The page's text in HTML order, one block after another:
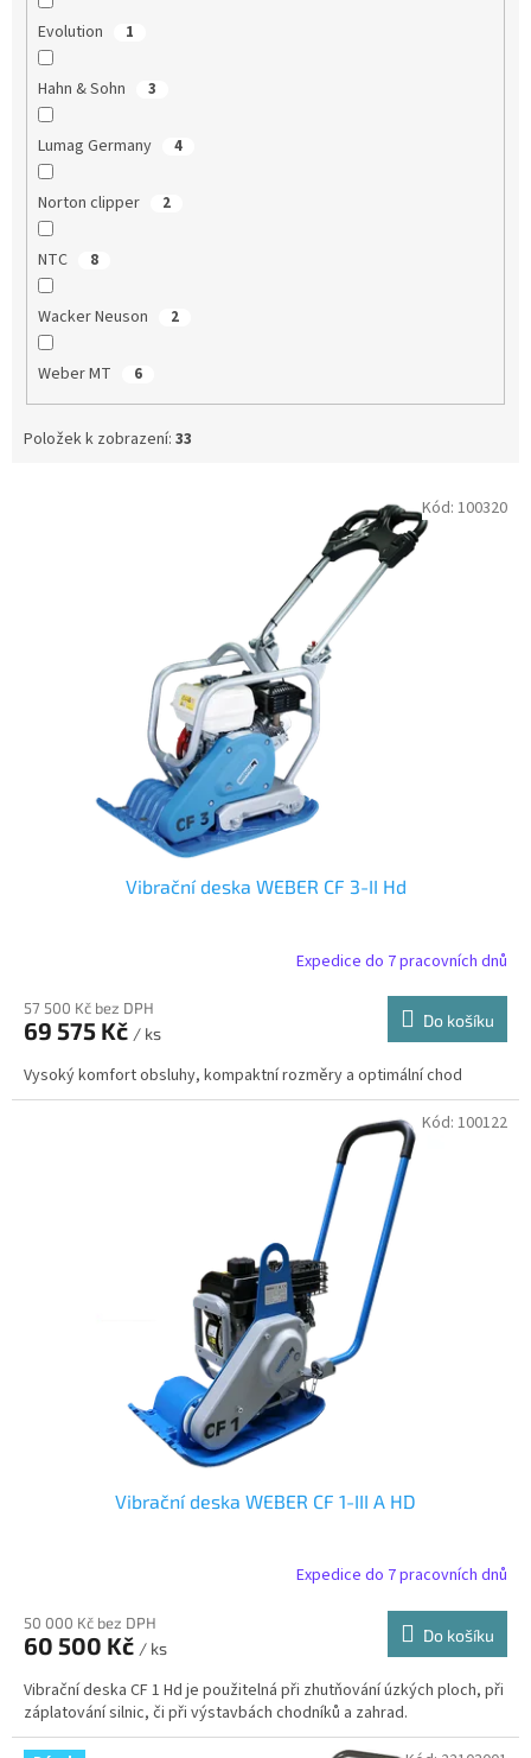
Evolution 1
Hahn & Sohn 3
Lumag Germany 4
Norton clipper 2
NTC 8
Wacker Neuson 2
Weber MT 6
Položek k zobrazení: 33
Vibrační deska WEBER CF 3-II Hd
Expedice do 7 pracovních dnů
57 500 Kč bez DPH
69 575 Kč / ks
Do košíku
Vysoký komfort obsluhy, kompaktní rozměry a optimální chod
Kód: 100320
Vibrační deska WEBER CF 1-III A HD
Expedice do 7 pracovních dnů
50 000 Kč bez DPH
60 500 Kč / ks
Do košíku
Vibrační deska CF 1 Hd je použitelná při zhutňování úzkých ploch, při
záplatování silnic, či při výstavbách chodníků a zahrad.
Kód: 100122